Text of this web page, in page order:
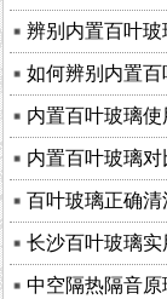
辨别内置百叶
如何辨别内置
内置百叶玻璃
内置百叶玻璃
百叶玻璃正确
长沙百叶玻璃
中空隔热隔音